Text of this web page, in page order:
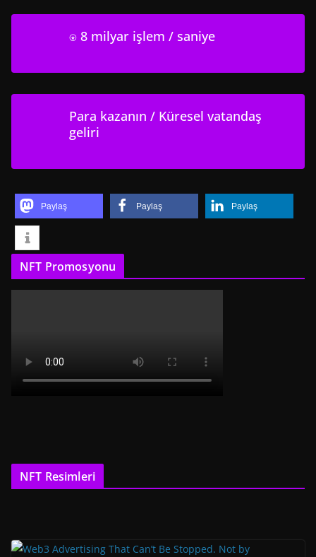
⍟ 8 milyar işlem / saniye
Para kazanın / Küresel vatandaş
geliri
Paylaş Paylaş Paylaş
NFT Promosyonu
NFT Resimleri